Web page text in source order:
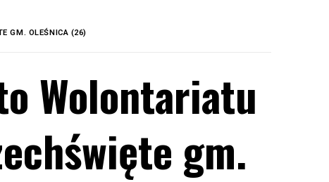
GM. OLEŚNICA (26)
Wolontariatu
gm.